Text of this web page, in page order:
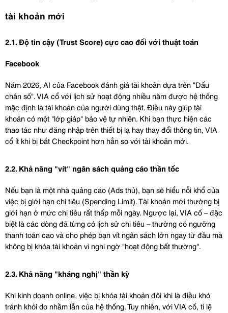
tài khoản mới
2.1. Độ tin cậy (Trust Score) cực cao đối với thuật toán
Facebook
Năm 2026, AI của Facebook đánh giá tài khoản dựa trên "Dấu
chân số". VIA cổ với lịch sử hoạt động nhiều năm được hệ thống
mặc định là tài khoản của người dùng thật. Điều này giúp tài
khoản có một "lớp giáp" bảo vệ tự nhiên. Khi bạn thực hiện các
thao tác như đăng nhập trên thiết bị lạ hay thay đổi thông tin, VIA
cổ ít khi bị bắt Checkpoint hơn hẳn so với tài khoản mới.
2.2. Khả năng "vít" ngân sách quảng cáo thần tốc
Nếu bạn là một nhà quảng cáo (Ads thủ), bạn sẽ hiểu nỗi khổ của
việc bị giới hạn chi tiêu (Spending Limit). Tài khoản mới thường bị
giới hạn ở mức chi tiêu rất thấp mỗi ngày. Ngược lại, VIA cổ – đặc
biệt là các dòng đã từng có lịch sử chi tiêu – thường có ngưỡng
thanh toán cao và cho phép bạn vít ngân sách lớn ngay từ đầu mà
không bị khóa tài khoản vì nghi ngờ "hoạt động bất thường".
2.3. Khả năng "kháng nghị" thần kỳ
Khi kinh doanh online, việc bị khóa tài khoản đôi khi là điều khó
tránh khỏi do nhầm lẫn của hệ thống. Tuy nhiên, với VIA cổ, tỉ lệ